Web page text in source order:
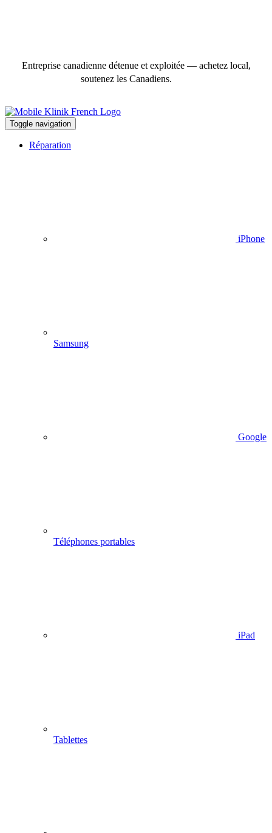
Entreprise canadienne détenue et exploitée — achetez local,
soutenez les Canadiens.
Toggle navigation
Réparation
iPhone
Samsung
Google
Téléphones portables
iPad
Tablettes